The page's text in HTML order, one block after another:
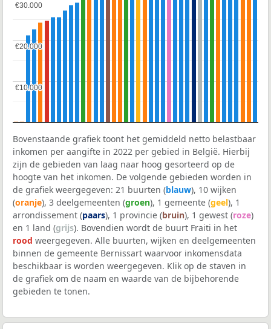
€10.000
€10.000
€20.000
€20.000
€30.000
€30.000
Bovenstaande grafiek toont het gemiddeld netto belastbaar
inkomen per aangifte in 2022 per gebied in België. Hierbij
zijn de gebieden van laag naar hoog gesorteerd op de
hoogte van het inkomen. De volgende gebieden worden in
de grafiek weergegeven: 21 buurten (blauw), 10 wijken
(oranje), 3 deelgemeenten (groen), 1 gemeente (geel), 1
arrondissement (paars), 1 provincie (bruin), 1 gewest (roze)
en 1 land (grijs). Bovendien wordt de buurt Fraiti in het
rood weergegeven. Alle buurten, wijken en deelgemeenten
binnen de gemeente Bernissart waarvoor inkomensdata
beschikbaar is worden weergegeven. Klik op de staven in
de grafiek om de naam en waarde van de bijbehorende
gebieden te tonen.